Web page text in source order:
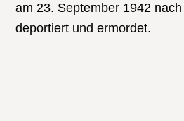
am 23. September 1942
deportiert und ermordet.